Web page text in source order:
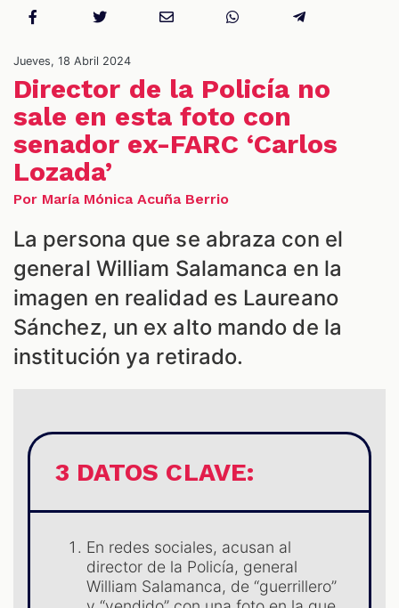
Jueves, 18 Abril 2024
Director de la Policía no
sale en esta foto con
senador ex-FARC ‘Carlos
Lozada’
Por María Mónica Acuña Berrio
La persona que se abraza con el
general William Salamanca en la
imagen en realidad es Laureano
Sánchez, un ex alto mando de la
institución ya retirado.
3 DATOS CLAVE:
En redes sociales, acusan al
director de la Policía, general
William Salamanca, de “guerrillero”